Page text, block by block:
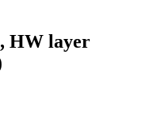
HW layer